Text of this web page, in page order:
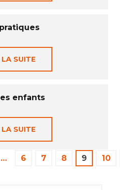
LA SUITE
enfants
LA SUITE
… 6 7 8 9 10